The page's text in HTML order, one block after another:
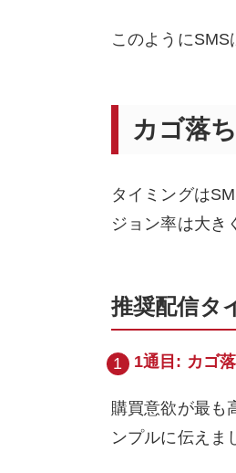
このようにSMS
カゴ落
タイミングは
ジョン率は大き
推奨配信タ
1通目: カゴ
購買意欲が最も
ンプルに伝えま